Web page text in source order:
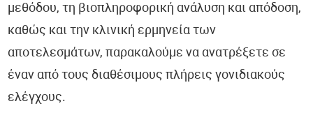
μεθόδου, τη βιοπληροφορική ανάλυση και απόδοση,
καθώς και την κλινική ερμηνεία των
αποτελεσμάτων, παρακαλούμε να ανατρέξετε σε
έναν από τους διαθέσιμους πλήρεις γονιδιακούς
ελέγχους.